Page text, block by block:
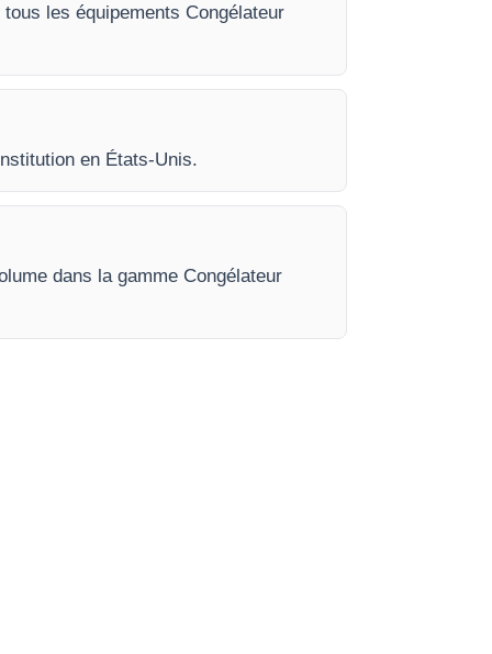
les équipements Congélateur
en États-Unis.
dans la gamme Congélateur